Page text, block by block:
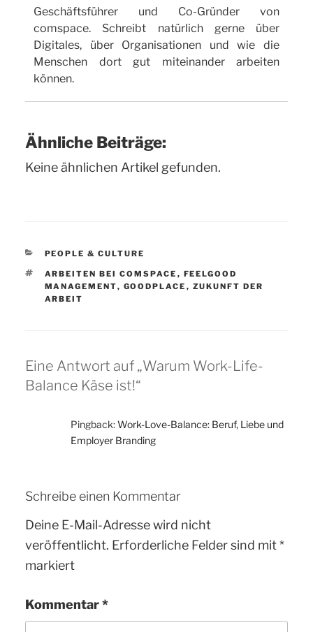
Geschäftsführer und Co-Gründer von
comspace. Schreibt natürlich gerne über
Digitales, über Organisationen und wie die
Menschen dort gut miteinander arbeiten
können.
Ähnliche Beiträge:
Keine ähnlichen Artikel gefunden.
KATEGORIEN
PEOPLE & CULTURE
SCHLAGWÖRTER
ARBEITEN BEI COMSPACE , FEELGOOD
MANAGEMENT, GOODPLACE , ZUKUNFT DER
ARBEIT
Eine Antwort auf „Warum Work-Life-
Balance Käse ist!“
Pingback:Work-Love-Balance: Beruf, Liebe und
Employer Branding
Schreibe einen Kommentar
Deine E-Mail-Adresse wird nicht
veröffentlicht. Erforderliche Felder sind mit*
markiert
Kommentar*